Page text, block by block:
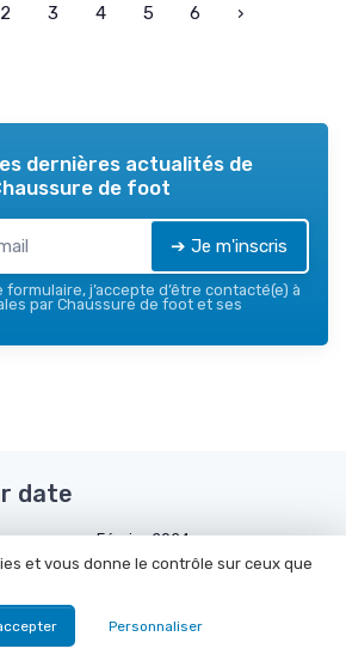
2 3 4 5 6 ›
dernières actualités de
de foot
➔ Je m'inscris
j’accepte d’être contacté(e) à
par Chaussure de foot et ses
date
Février 2024
Septembre 2024
Janvier 2025
et vous donne le contrôle sur ceux que
Personnaliser